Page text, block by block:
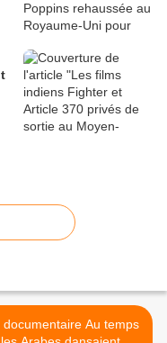
documentaire Au temps